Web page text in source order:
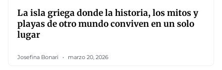
La isla griega donde la historia, los mitos y
playas de otro mundo conviven en un solo
lugar
Josefina Bonari marzo 20, 2026